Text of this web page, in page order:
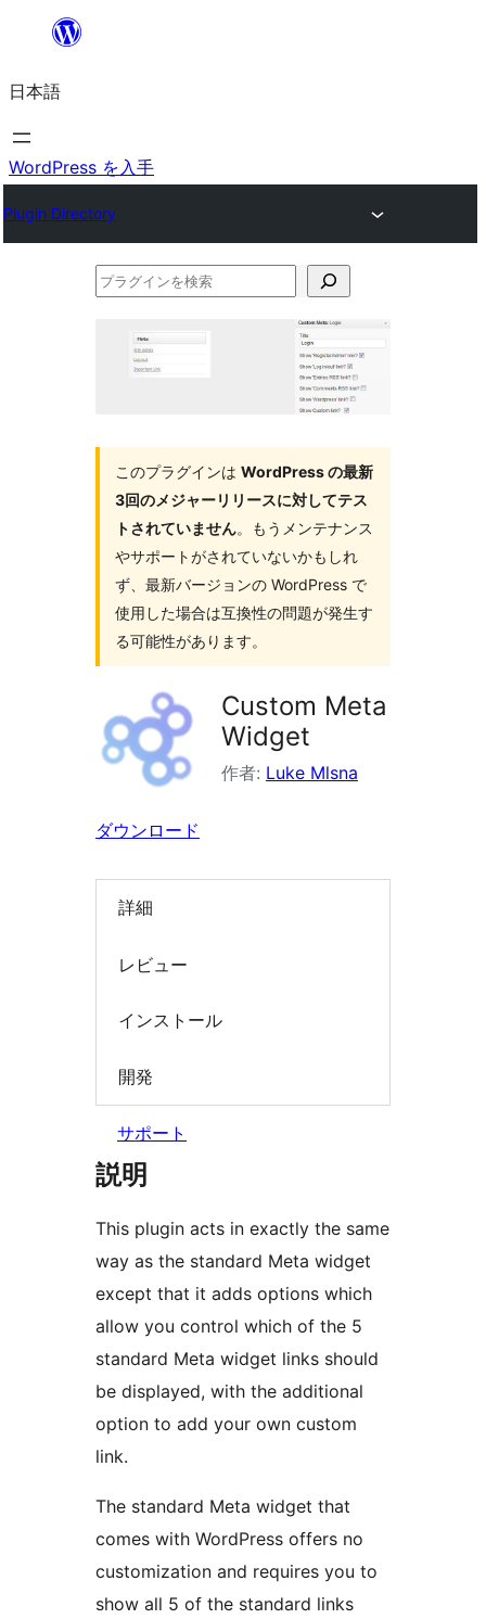
を
ス
キ
プ
日本語
WordPress を入手
Plugin Directory
プ
を
このプラグインは WordPress の最新
3回のメジャーリリースに対してテス
トされていません。もうメンテナンス
やサポートがされていないかもしれ
ず、最新バージョンの WordPress で
使用した場合は互換性の問題が発生す
る可能性があります。
Custom Meta
Widget
作者: Luke Mlsna
ダウンロード
詳細
レビュー
インストール
開発
サポート
説明
This plugin acts in exactly the same
way as the standard Meta widget
except that it adds options which
allow you control which of the 5
standard Meta widget links should
be displayed, with the additional
option to add your own custom
link.
The standard Meta widget that
comes with WordPress offers no
customization and requires you to
show all 5 of the standard links